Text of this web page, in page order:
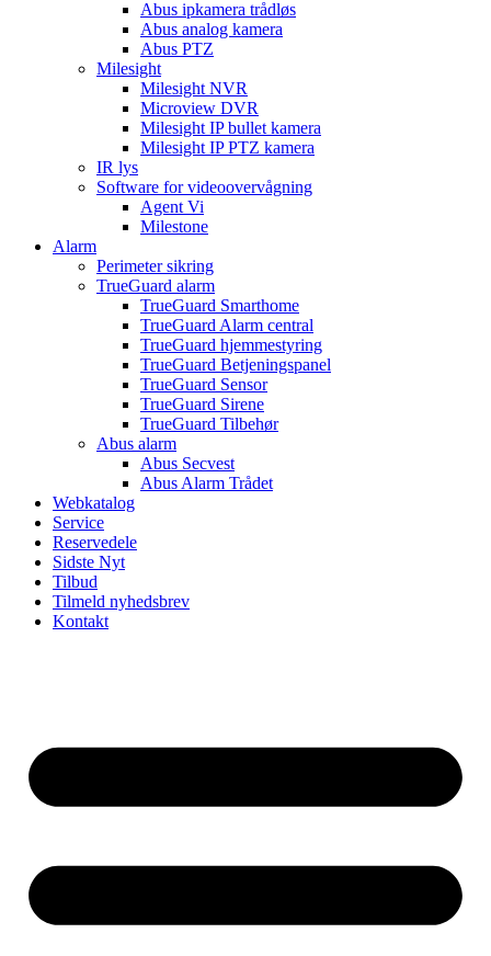
Abus ipkamera trådløs
Abus analog kamera
Abus PTZ
Milesight
Milesight NVR
Microview DVR
Milesight IP bullet kamera
Milesight IP PTZ kamera
IR lys
Software for videoovervågning
Agent Vi
Milestone
Alarm
Perimeter sikring
TrueGuard alarm
TrueGuard Smarthome
TrueGuard Alarm central
TrueGuard hjemmestyring
TrueGuard Betjeningspanel
TrueGuard Sensor
TrueGuard Sirene
TrueGuard Tilbehør
Abus alarm
Abus Secvest
Abus Alarm Trådet
Webkatalog
Service
Reservedele
Sidste Nyt
Tilbud
Tilmeld nyhedsbrev
Kontakt